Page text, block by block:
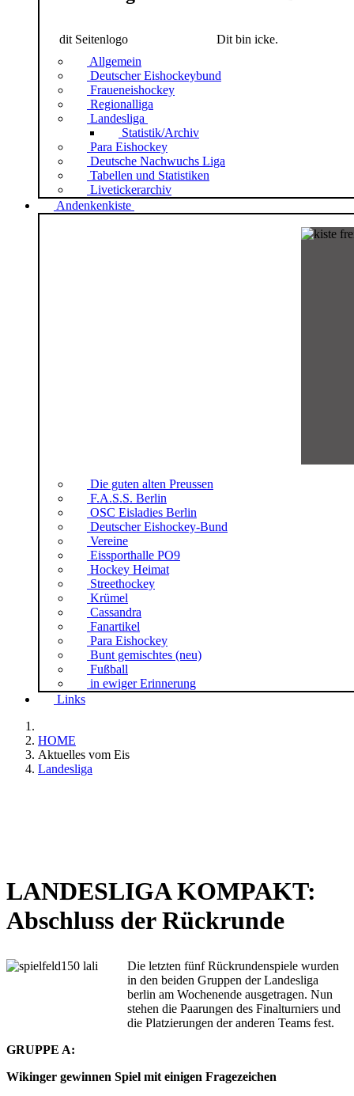
dit Seitenlogo
Dit bin icke.
Allgemein
Deutscher Eishockeybund
Fraueneishockey
Regionalliga
Landesliga
Statistik/Archiv
Para Eishockey
Deutsche Nachwuchs Liga
Tabellen und Statistiken
Livetickerarchiv
Andenkenkiste
Die guten alten Preussen
F.A.S.S. Berlin
OSC Eisladies Berlin
Deutscher Eishockey-Bund
Vereine
Eissporthalle PO9
Hockey Heimat
Streethockey
Krümel
Cassandra
Fanartikel
Para Eishockey
Bunt gemischtes (neu)
Fußball
in ewiger Erinnerung
Links
HOME
Aktuelles vom Eis
Landesliga
LANDESLIGA KOMPAKT:
Abschluss der Rückrunde
Die letzten fünf Rückrundenspiele wurden
in den beiden Gruppen der Landesliga
berlin am Wochenende ausgetragen. Nun
stehen die Paarungen des Finalturniers und
die Platzierungen der anderen Teams fest.
GRUPPE A:
Wikinger gewinnen Spiel mit einigen Fragezeichen